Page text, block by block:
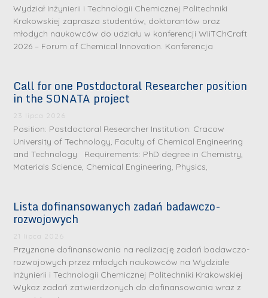
Wydział Inżynierii i Technologii Chemicznej Politechniki
Krakowskiej zaprasza studentów, doktorantów oraz
młodych naukowców do udziału w konferencji WIiTChCraft
2026 – Forum of Chemical Innovation. Konferencja
Call for one Postdoctoral Researcher position
in the SONATA project
23 lipca 2026
Position: Postdoctoral Researcher Institution: Cracow
University of Technology, Faculty of Chemical Engineering
and Technology Requirements: PhD degree in Chemistry,
Materials Science, Chemical Engineering, Physics,
Lista dofinansowanych zadań badawczo-
rozwojowych
21 lipca 2026
Przyznane dofinansowania na realizację zadań badawczo-
rozwojowych przez młodych naukowców na Wydziale
Inżynierii i Technologii Chemicznej Politechniki Krakowskiej
Wykaz zadań zatwierdzonych do dofinansowania wraz z
S
r
e
b
r
D